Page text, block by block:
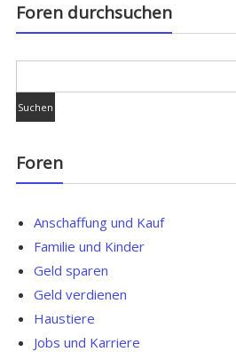
Foren durchsuchen
Foren
Anschaffung und Kauf
Familie und Kinder
Geld sparen
Geld verdienen
Haustiere
Jobs und Karriere